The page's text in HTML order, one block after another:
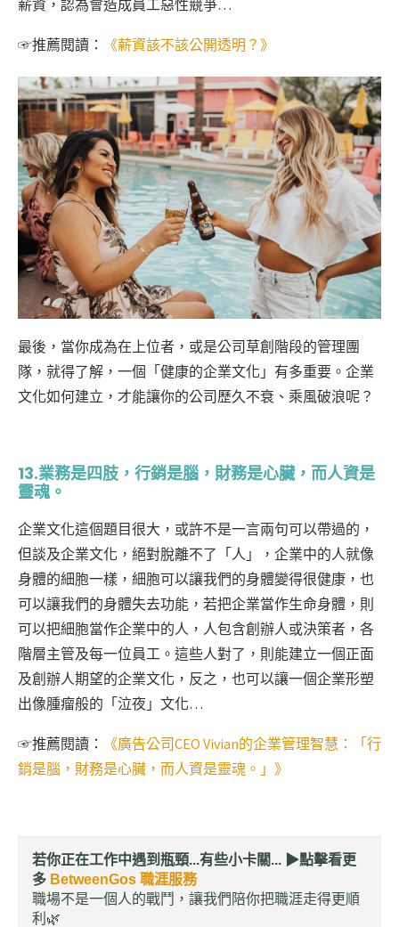
薪資，認為會造成員工惡性競爭…
☞推薦閱讀： 《薪資該不該公開透明？》
最後，當你成為在上位者，或是公司草創階段的管理團
隊，就得了解，一個「健康的企業文化」有多重要。企業
文化如何建立，才能讓你的公司歷久不衰、乘風破浪呢？
13.業務是四肢，行銷是腦，財務是心臟，而人資是
靈魂。
企業文化這個題目很大，或許不是一言兩句可以帶過的，
但談及企業文化，絕對脫離不了「人」，企業中的人就像
身體的細胞一樣，細胞可以讓我們的身體變得很健康，也
可以讓我們的身體失去功能，若把企業當作生命身體，則
可以把細胞當作企業中的人，人包含創辦人或決策者，各
階層主管及每一位員工。這些人對了，則能建立一個正面
及創辦人期望的企業文化，反之，也可以讓一個企業形塑
出像腫瘤般的「泣夜」文化…
☞推薦閱讀：
《廣告公司CEO Vivian的企業管理智慧：「行
銷是腦，財務是心臟，而人資是靈魂。」》
若你正在工作中遇到瓶頸...有些小卡關... ▶︎點擊看更
多 BetweenGos 職涯服務
職場不是一個人的戰鬥，讓我們陪你把職涯走得更順
利🌿